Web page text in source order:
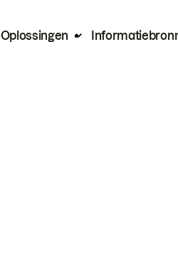
Oplossingen